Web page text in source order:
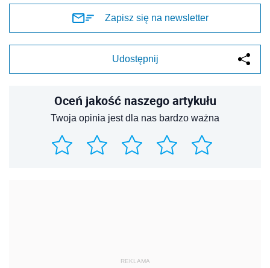
Zapisz się na newsletter
Udostępnij
Oceń jakość naszego artykułu
Twoja opinia jest dla nas bardzo ważna
REKLAMA